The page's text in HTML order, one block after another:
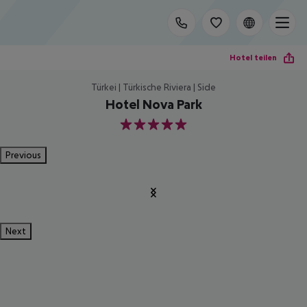
Hotel teilen
Türkei | Türkische Riviera | Side
Hotel Nova Park
5
Previous
Next